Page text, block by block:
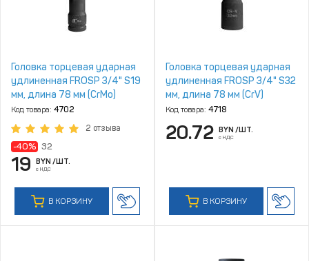
Головка торцевая ударная
удлиненная FROSP 3/4" S19
мм, длина 78 мм (CrMo)
Код товара: 4702
2 отзыва
-40% 32
19 BYN /ШТ.
с НДС
В КОРЗИНУ
Головка торцевая ударная
удлиненная FROSP 3/4" S32
мм, длина 78 мм (CrV)
Код товара: 4718
20.72 BYN /ШТ.
с НДС
В КОРЗИНУ